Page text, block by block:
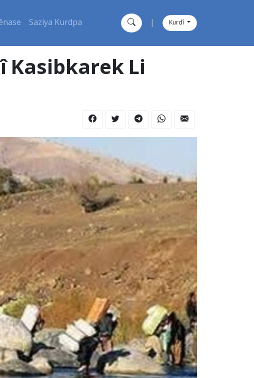
Saziya Kurdpa Kurdî
Kasibkarek Li